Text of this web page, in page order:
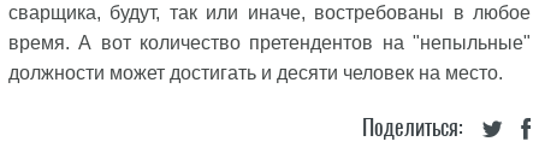
сварщика, будут, так или иначе, востребованы в любое
время. А вот количество претендентов на "непыльные"
должности может достигать и десяти человек на место.
Поделиться: